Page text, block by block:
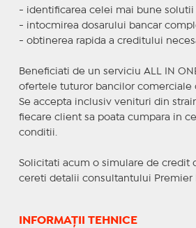
- identificarea celei mai bune solutii
- intocmirea dosarului bancar
- obtinerea rapida a creditului
Beneficiati de un serviciu ALL IN
ofertele tuturor bancilor comerciale
Se accepta inclusiv venituri din
fiecare client sa poata cumpara in
conditii.
Solicitati acum o simulare de credit
cereti detalii consultantului Premier
INFORMAȚII TEHNICE